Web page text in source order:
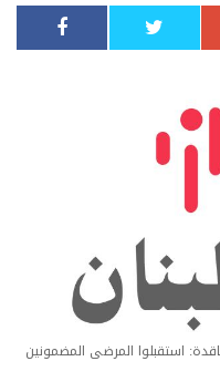
استقبلوا المرضى المضمونين